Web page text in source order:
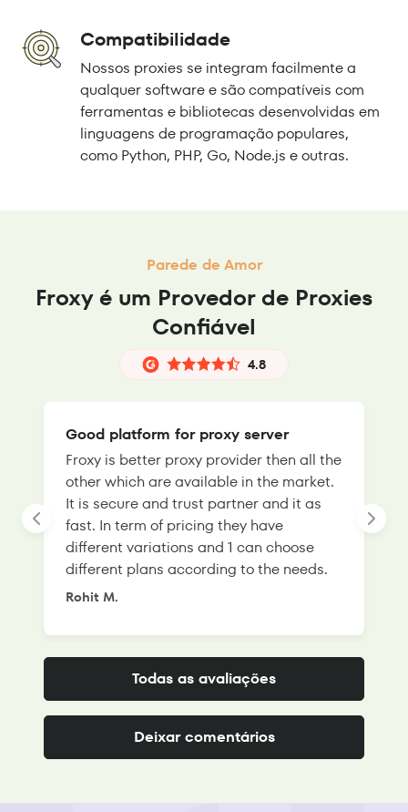
Compatibilidade
Nossos proxies se integram facilmente a
qualquer software e são compatíveis com
ferramentas e bibliotecas desenvolvidas em
linguagens de programação populares,
como Python, PHP, Go, Node.js e outras.
Parede de Amor
Froxy é um Provedor de Proxies
Confiável
4.8
Good platform for proxy server
Froxy is better proxy provider then all the
other which are available in the market.
It is secure and trust partner and it as
fast. In term of pricing they have
different variations and 1 can choose
different plans according to the needs.
Rohit M.
Todas as avaliações
Deixar comentários